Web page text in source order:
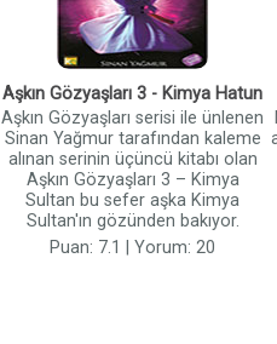
Aşkın Gözyaşları 3 - Kimya Hatun
Aşkın Gözyaşları serisi ile ünlenen
Sinan Yağmur tarafından kaleme
alınan serinin üçüncü kitabı olan
Aşkın Gözyaşları 3 – Kimya
Sultan bu sefer aşka Kimya
Sultan'ın gözünden bakıyor.
Puan: 7.1 | Yorum: 20